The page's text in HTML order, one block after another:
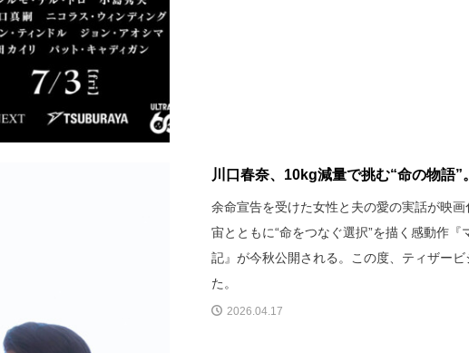
川口春奈、10kg減量で挑む“命の物語
余命宣告を受けた女性と夫の愛の実話が映
宙とともに“命をつなぐ選択”を描く感動作
記』が今秋公開される。この度、ティザー
た。
2026.04.17